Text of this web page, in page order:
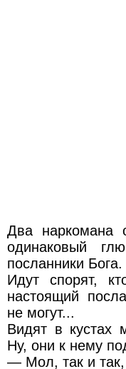
Два наркомана
одинаковый
посланники Бога.
Идут спорят,
настоящий
не могут...
Видят в кустах
Ну, они к нему
— Мол, так и так,